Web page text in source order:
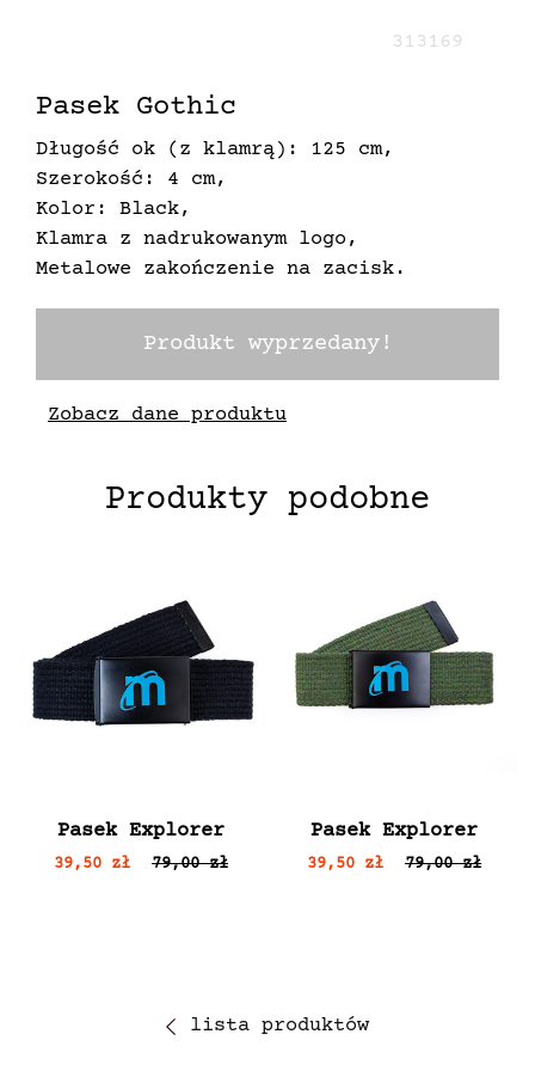
Pasek Gothic
313169
Długość ok (z klamrą): 125 cm,
Szerokość: 4 cm,
Kolor: Black,
Klamra z nadrukowanym logo,
Metalowe zakończenie na zacisk.
Produkt wyprzedany!
Zobacz dane produktu
Produkty podobne
Pasek Explorer
39,50 zł 79,00 zł
Pasek Explorer
39,50 zł 79,00 zł
lista produktów